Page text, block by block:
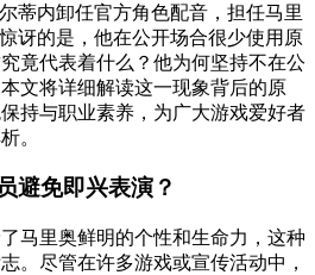
蒂内卸任官方角色配音，担任马里
讶的是，他在公开场合很少使用原
竟代表着什么？他为何坚持不在公
文将详细解读这一现象背后的原
持与职业素养，为广大游戏爱好者
。
避免即兴表演？
马里奥鲜明的个性和生命力，这种
。尽管在许多游戏或宣传活动中，